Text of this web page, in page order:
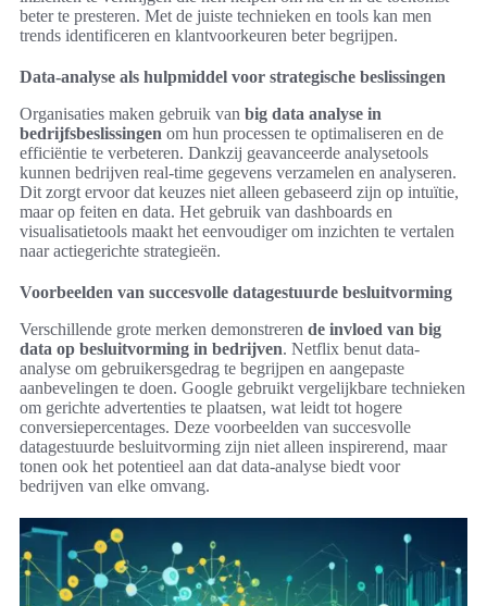
beter te presteren. Met de juiste technieken en tools kan men
trends identificeren en klantvoorkeuren beter begrijpen.
Data-analyse als hulpmiddel voor strategische beslissingen
Organisaties maken gebruik van big data analyse in
bedrijfsbeslissingen om hun processen te optimaliseren en de
efficiëntie te verbeteren. Dankzij geavanceerde analysetools
kunnen bedrijven real-time gegevens verzamelen en analyseren.
Dit zorgt ervoor dat keuzes niet alleen gebaseerd zijn op intuïtie,
maar op feiten en data. Het gebruik van dashboards en
visualisatietools maakt het eenvoudiger om inzichten te vertalen
naar actiegerichte strategieën.
Voorbeelden van succesvolle datagestuurde besluitvorming
Verschillende grote merken demonstreren de invloed van big
data op besluitvorming in bedrijven. Netflix benut data-
analyse om gebruikersgedrag te begrijpen en aangepaste
aanbevelingen te doen. Google gebruikt vergelijkbare technieken
om gerichte advertenties te plaatsen, wat leidt tot hogere
conversiepercentages. Deze voorbeelden van succesvolle
datagestuurde besluitvorming zijn niet alleen inspirerend, maar
tonen ook het potentieel aan dat data-analyse biedt voor
bedrijven van elke omvang.